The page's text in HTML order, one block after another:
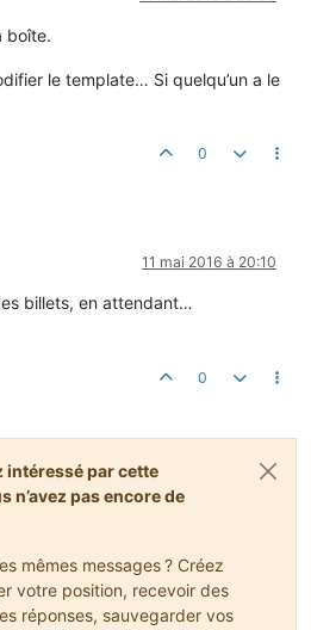
boîte.
le template… Si quelqu’un a le
0
11 mai 2016 à 20:10
billets, en attendant…
0
intéressé par cette
n’avez pas encore de
mêmes messages ? Créez
votre position, recevoir des
réponses, sauvegarder vos